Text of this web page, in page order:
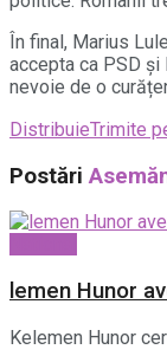
În final, Marius
accepta ca PSD și
nevoie de o
DistribuieTrimite
Postări
lemen Hunor
Kelemen Hunor